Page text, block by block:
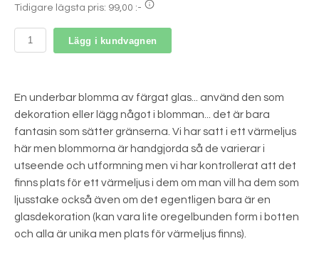
Tidigare lägsta pris: 99,00 :-
Lägg i kundvagnen
En underbar blomma av färgat glas... använd den som
dekoration eller lägg något i blomman... det är bara
fantasin som sätter gränserna. Vi har satt i ett värmeljus
här men blommorna är handgjorda så de varierar i
utseende och utformning men vi har kontrollerat att det
finns plats för ett värmeljus i dem om man vill ha dem som
ljusstake också även om det egentligen bara är en
glasdekoration (kan vara lite oregelbunden form i botten
och alla är unika men plats för värmeljus finns).